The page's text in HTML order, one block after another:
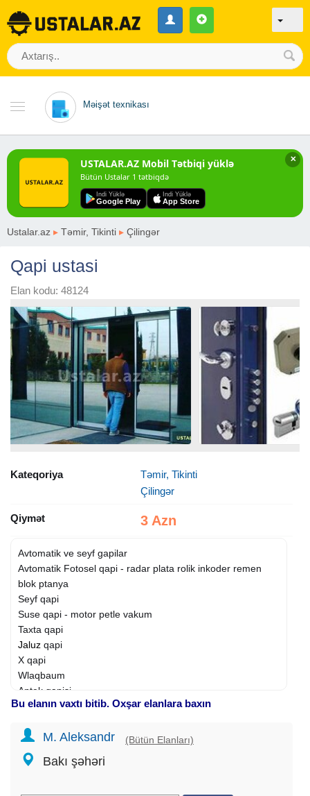
Məişət texnikası
✕
USTALAR.AZ Mobil Tətbiqi yüklə
Bütün Ustalar 1 tətbiqdə
Indi Yüklə
Google Play
Indi Yüklə
App Store
Ustalar.az ▸ Təmir, Tikinti ▸ Çilingər
Qapi ustasi
Elan kodu: 48124
Kateqoriya
Təmir, Tikinti
Çilingər
Qiymət 3 Azn
Avtomatik ve seyf gapilar
Avtomatik Fotosel qapi - radar plata rolik inkoder remen
blok ptanya
Seyf qapi
Suse qapi - motor petle vakum
Taxta qapi
Jaluz qapi
X qapi
Wlaqbaum
Aptek qapisi
Bu elanın vaxtı bitib. Oxşar elanlara baxın
M. Aleksandr (Bütün Elanları)
Bakı şəhəri